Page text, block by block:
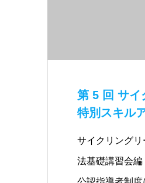
第 5 回 サ
特別スキル
サイクリング
法基礎講習会